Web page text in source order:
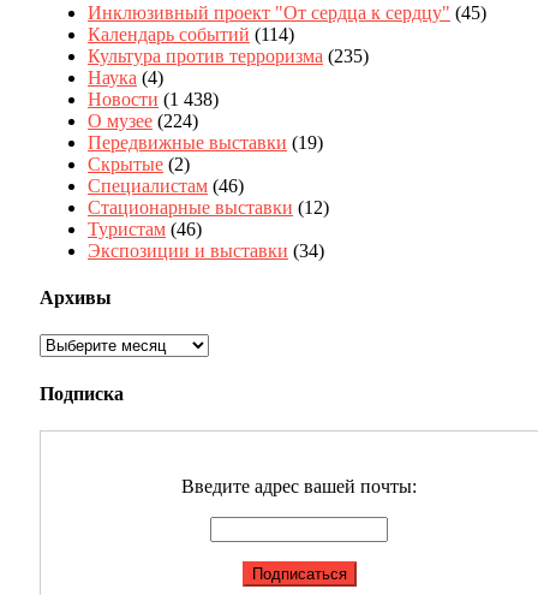
Инклюзивный проект "От сердца к сердцу" (45)
Календарь событий (114)
Культура против терроризма (235)
Наука (4)
Новости (1 438)
О музее (224)
Передвижные выставки (19)
Скрытые (2)
Специалистам (46)
Стационарные выставки (12)
Туристам (46)
Экспозиции и выставки (34)
Архивы
Архивы
Подписка
Введите адрес вашей почты: